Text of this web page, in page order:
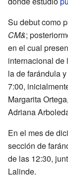
Su debut como
CM&;
en el cual
internacional de
la de farándula y
7:00,
Margarita
Adriana
En el mes de
sección de
de las 12:30,
Lalinde.